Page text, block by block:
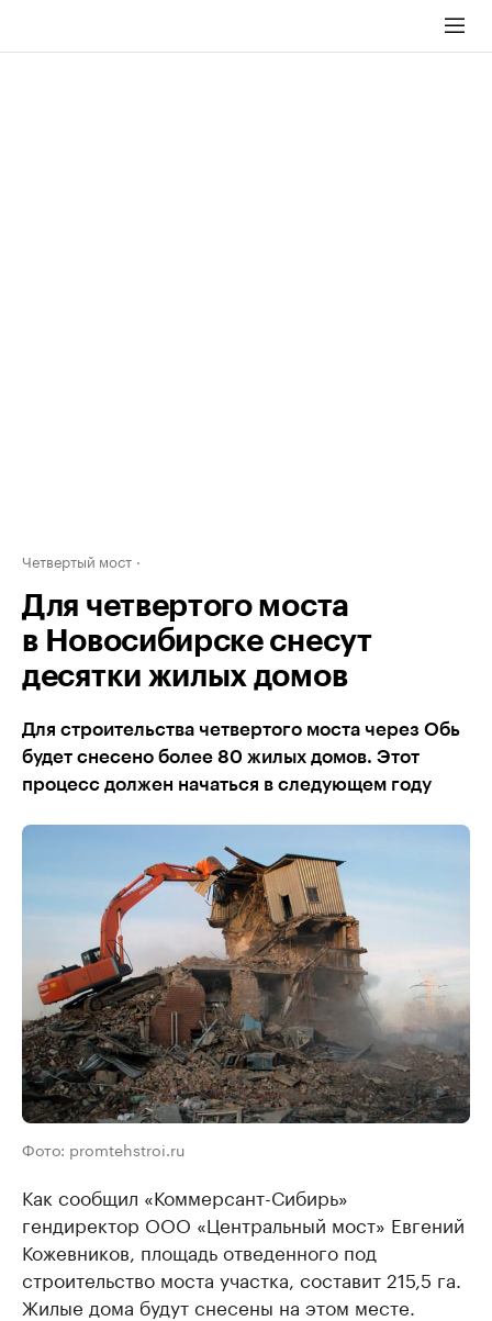
Четвертый мост
Для четвертого моста
в Новосибирске снесут
десятки жилых домов
Для строительства четвертого моста через Обь
будет снесено более 80 жилых домов. Этот
процесс должен начаться в следующем году
Фото: promtehstroi.ru
Как сообщил «Коммерсант-Сибирь»
гендиректор ООО «Центральный мост» Евгений
Кожевников, площадь ​отведенного под
строительство моста участка, составит 215,5 га.
Жилые дома будут снесены на этом месте.